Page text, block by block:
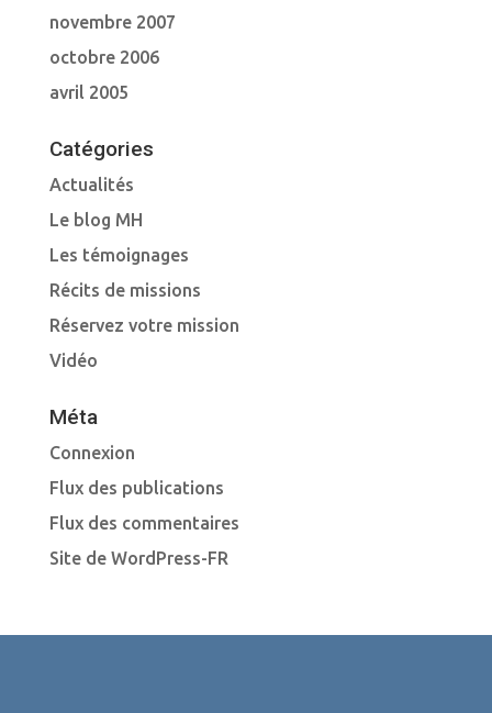
novembre 2007
octobre 2006
avril 2005
Catégories
Actualités
Le blog MH
Les témoignages
Récits de missions
Réservez votre mission
Vidéo
Méta
Connexion
Flux des publications
Flux des commentaires
Site de WordPress-FR